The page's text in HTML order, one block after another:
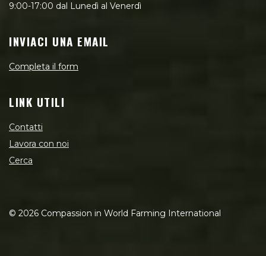
9:00-17:00 dal Lunedì al Venerdì
INVIACI UNA EMAIL
Completa il form
LINK UTILI
Contatti
Lavora con noi
Cerca
© 2026 Compassion in World Farming International